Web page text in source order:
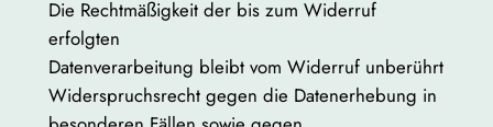
Die Rechtmäßigkeit der bis zum Widerruf
erfolgten
Datenverarbeitung bleibt vom Widerruf unberührt
Widerspruchsrecht gegen die Datenerhebung in